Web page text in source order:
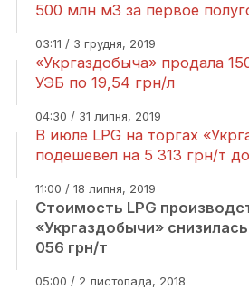
500 млн м3 за первое
03:11 / 3 грудня, 2019
«Укргаздобыча» продала
УЭБ по 19,54 грн/л
04:30 / 31 липня, 2019
В июле LPG на торгах
подешевел на 5 313 грн/т
11:00 / 18 липня, 2019
Стоимость LPG
«Укргаздобычи»
056 грн/т
05:00 / 2 листопада, 2018